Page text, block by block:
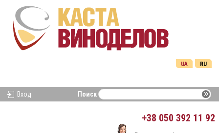
RU
UA
Вход Поиск
+38 050 392 11 92